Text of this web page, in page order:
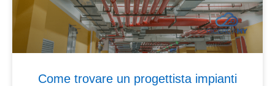
Come trovare un progettista impianti